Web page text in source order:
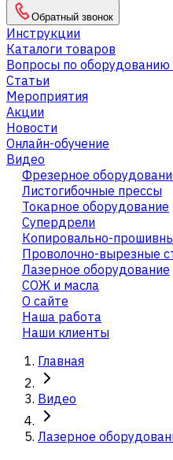
Обратный звонок
Инструкции
Каталоги товаров
Вопросы по
Статьи
Мероприятия
Акции
Новости
Онлайн-обучение
Видео
Фрезерное
Листогибочные прессы
Токарное оборудование
Cупердрели
Копировально-
Проволочно-вырезные
Лазерное оборудование
СОЖ и масла
О сайте
Наша работа
Наши клиенты
Главная
Видео
Лазерное